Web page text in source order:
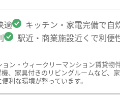
適 キッチン・家電完備で自
駅近・商業施設近くで利
ン・ウィークリーマンション賃貸
、家具付きのリビングルームなど
利な環境が整っています。